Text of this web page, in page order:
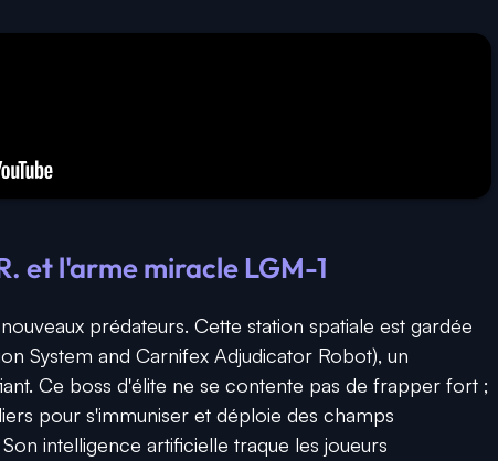
et l'arme miracle LGM-1
prédateurs. Cette station spatiale est gardée
System and Carnifex Adjudicator Robot), un
Ce boss d'élite ne se contente pas de frapper fort ;
pour s'immuniser et déploie des champs
intelligence artificielle traque les joueurs